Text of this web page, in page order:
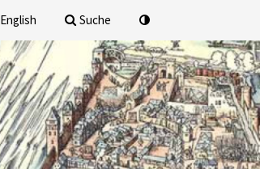
English Suche